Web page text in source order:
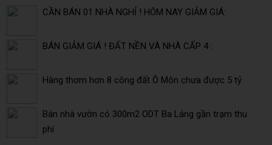
CẦN BÁN 01 NHÀ NGHỈ ! HÔM NAY GIẢM GIÁ:
BÁN GIẢM GIÁ ! ĐẤT NỀN VÀ NHÀ CẤP 4 :
Hàng thơm hơn 8 công đất Ô Môn chưa được 5 tỷ
Bán nhà vườn có 300m2 ODT Ba Láng gần trạm thu
phí